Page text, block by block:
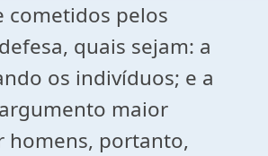
cometidos pelos
quais sejam: a
os indivíduos; e a
maior
homens, portanto,